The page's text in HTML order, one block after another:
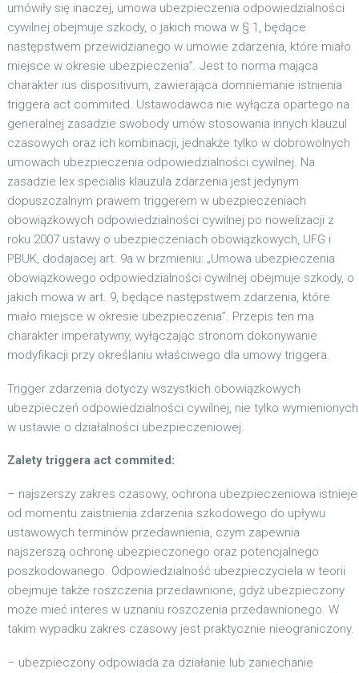
umówiły się inaczej, umowa ubezpieczenia odpowiedzialności
cywilnej obejmuje szkody, o jakich mowa w § 1, będące
następstwem przewidzianego w umowie zdarzenia, które miało
miejsce w okresie ubezpieczenia”. Jest to norma mająca
charakter ius dispositivum, zawierająca domniemanie istnienia
triggera act commited. Ustawodawca nie wyłącza opartego na
generalnej zasadzie swobody umów stosowania innych klauzul
czasowych oraz ich kombinacji, jednakże tylko w dobrowolnych
umowach ubezpieczenia odpowiedzialności cywilnej. Na
zasadzie lex specialis klauzula zdarzenia jest jedynym
dopuszczalnym prawem triggerem w ubezpieczeniach
obowiązkowych odpowiedzialności cywilnej po nowelizacji z
roku 2007 ustawy o ubezpieczeniach obowiązkowych, UFG i
PBUK, dodajacej art. 9a w brzmieniu: „Umowa ubezpieczenia
obowiązkowego odpowiedzialności cywilnej obejmuje szkody, o
jakich mowa w art. 9, będące następstwem zdarzenia, które
miało miejsce w okresie ubezpieczenia”. Przepis ten ma
charakter imperatywny, wyłączając stronom dokonywanie
modyfikacji przy określaniu właściwego dla umowy triggera.
Trigger zdarzenia dotyczy wszystkich obowiązkowych
ubezpieczeń odpowiedzialności cywilnej, nie tylko wymienionych
w ustawie o działalności ubezpieczeniowej.
Zalety triggera act commited:
– najszerszy zakres czasowy, ochrona ubezpieczeniowa istnieje
od momentu zaistnienia zdarzenia szkodowego do upływu
ustawowych terminów przedawnienia, czym zapewnia
najszerszą ochronę ubezpieczonego oraz potencjalnego
poszkodowanego. Odpowiedzialność ubezpieczyciela w teorii
obejmuje także roszczenia przedawnione, gdyż ubezpieczony
może mieć interes w uznaniu roszczenia przedawnionego. W
takim wypadku zakres czasowy jest praktycznie nieograniczony.
– ubezpieczony odpowiada za działanie lub zaniechanie